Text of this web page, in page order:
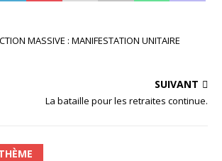
MASSIVE : MANIFESTATION UNITAIRE
SUIVANT
La bataille pour les retraites continue.